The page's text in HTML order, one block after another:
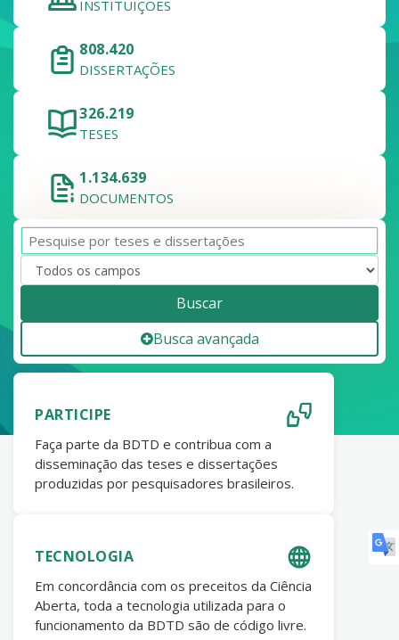
INSTITUIÇÕES
808.420
DISSERTAÇÕES
326.219
TESES
1.134.639
DOCUMENTOS
Buscar
Busca avançada
PARTICIPE
Faça parte da BDTD e contribua com a
disseminação das teses e dissertações
produzidas por pesquisadores brasileiros.
TECNOLOGIA
Em concordância com os preceitos da Ciência
Aberta, toda a tecnologia utilizada para o
funcionamento da BDTD são de código livre.